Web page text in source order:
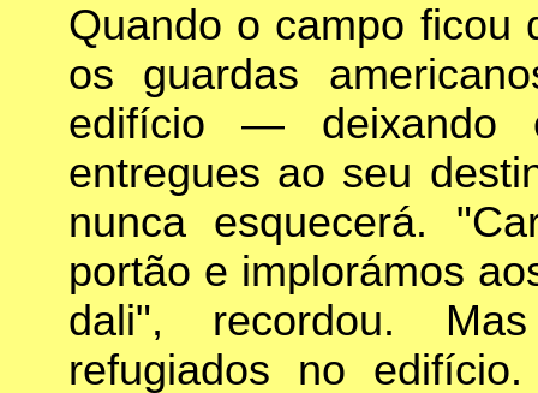
Quando o campo ficou
os guardas
edifício — deixando
entregues ao seu
nunca esquecerá.
portão e implorámos
dali", recordou.
refugiados no